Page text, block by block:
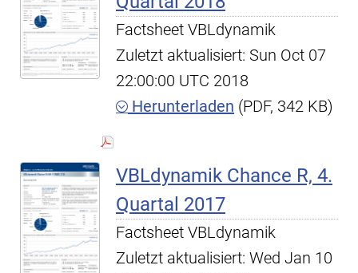
Factsheet VBLdynamik
Zuletzt aktualisiert: Sun Oct 07
22:00:00 UTC 2018
Herunterladen (PDF, 342 KB)
VBLdynamik Chance R, 4.
Quartal 2017
Factsheet VBLdynamik
Zuletzt aktualisiert: Wed Jan 10